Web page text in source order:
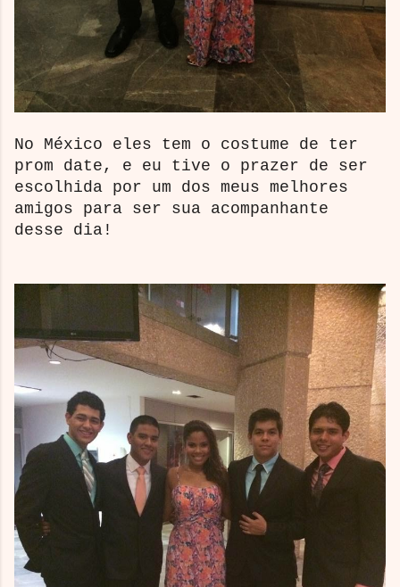
No México eles tem o costume de ter
prom date, e eu tive o prazer de ser
escolhida por um dos meus melhores
amigos para ser sua acompanhante
desse dia!